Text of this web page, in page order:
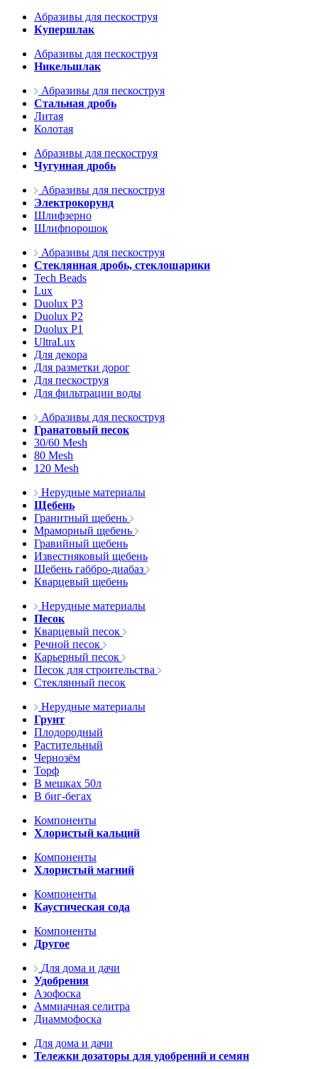
Абразивы для пескоструя
Купершлак
Абразивы для пескоструя
Никельшлак
Абразивы для пескоструя
Стальная дробь
Литая
Колотая
Абразивы для пескоструя
Чугунная дробь
Абразивы для пескоструя
Электрокорунд
Шлифзерно
Шлифпорошок
Абразивы для пескоструя
Стеклянная дробь, стеклошарики
Tech Beads
Lux
Duolux P3
Duolux P2
Duolux P1
UltraLux
Для декора
Для разметки дорог
Для пескоструя
Для фильтрации воды
Абразивы для пескоструя
Гранатовый песок
30/60 Mesh
80 Mesh
120 Mesh
Нерудные материалы
Щебень
Гранитный щебень
Мраморный щебень
Гравийный щебень
Известняковый щебень
Щебень габбро-диабаз
Кварцевый щебень
Нерудные материалы
Песок
Кварцевый песок
Речной песок
Карьерный песок
Песок для строительства
Стеклянный песок
Нерудные материалы
Грунт
Плодородный
Растительный
Чернозём
Торф
В мешках 50л
В биг-бегах
Компоненты
Хлористый кальций
Компоненты
Хлористый магний
Компоненты
Каустическая сода
Компоненты
Другое
Для дома и дачи
Удобрения
Азофоска
Аммиачная селитра
Диаммофоска
Для дома и дачи
Тележки дозаторы для удобрений и семян